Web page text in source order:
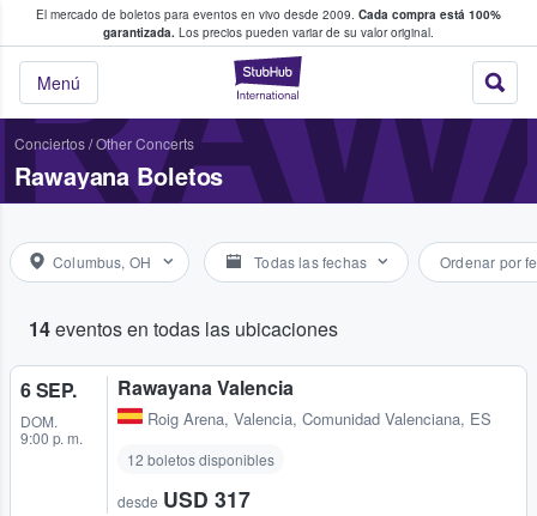
El mercado de boletos para eventos en vivo desde 2009. Cada compra está 100%
garantizada. Los precios pueden variar de su valor original.
StubHub: donde
Menú
fans compran y venden boletos
Conciertos/Other Concerts
Rawayana Boletos
Columbus, OH Todas las fechas Ordenar por
14eventos en todas las ubicaciones
6 SEP.
DOM.
9:00 p. m.
Rawayana Valencia
Roig Arena, Valencia, Comunidad Valenciana, ES
12 boletos disponibles
desde USD 317